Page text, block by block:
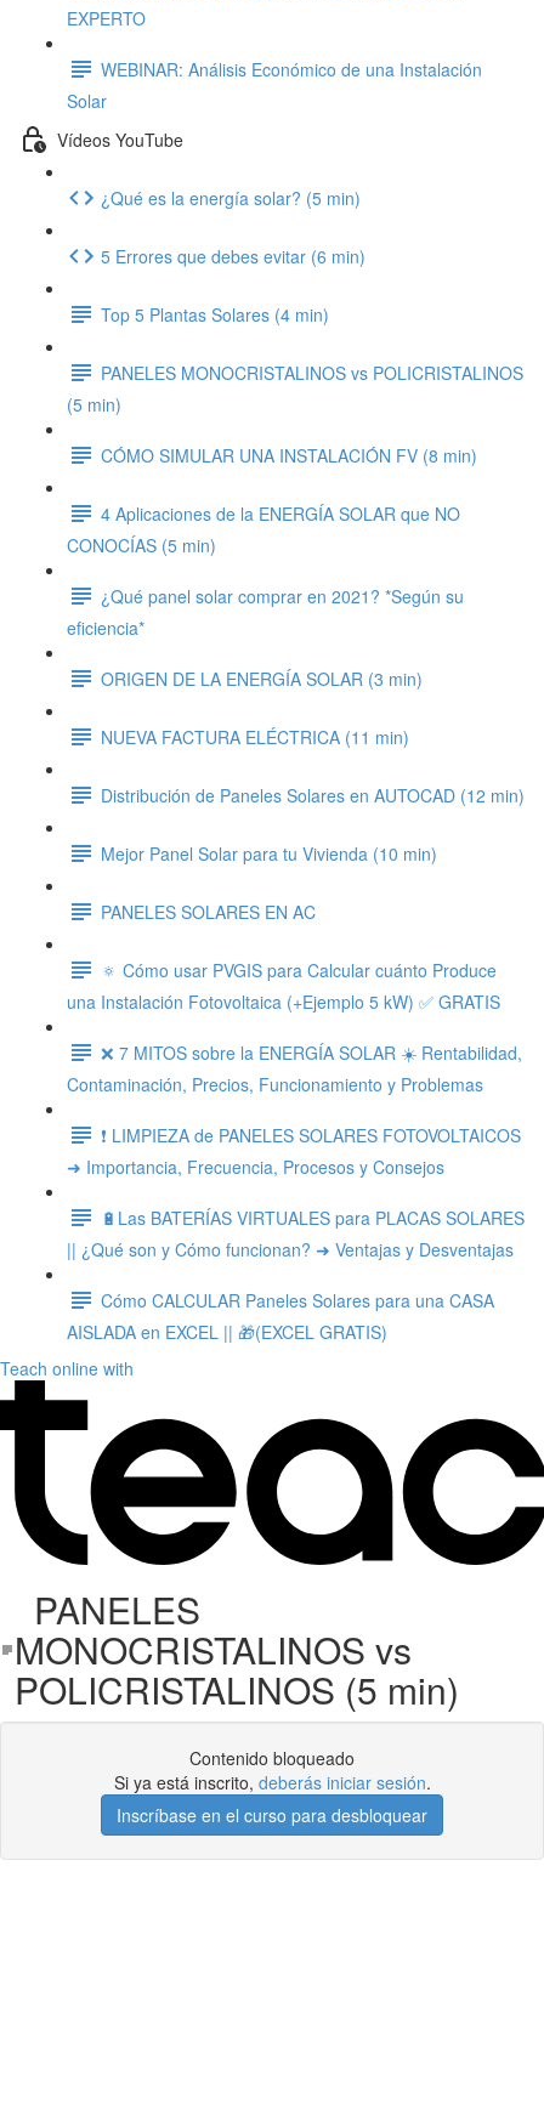
EXPERTO
WEBINAR: Análisis Económico de una Instalación
Solar
Vídeos YouTube
¿Qué es la energía solar? (5 min)
5 Errores que debes evitar (6 min)
Top 5 Plantas Solares (4 min)
PANELES MONOCRISTALINOS vs POLICRISTALINOS
(5 min)
CÓMO SIMULAR UNA INSTALACIÓN FV (8 min)
4 Aplicaciones de la ENERGÍA SOLAR que NO
CONOCÍAS (5 min)
¿Qué panel solar comprar en 2021? *Según su
eficiencia*
ORIGEN DE LA ENERGÍA SOLAR (3 min)
NUEVA FACTURA ELÉCTRICA (11 min)
Distribución de Paneles Solares en AUTOCAD (12 min)
Mejor Panel Solar para tu Vivienda (10 min)
PANELES SOLARES EN AC
🔅 Cómo usar PVGIS para Calcular cuánto Produce
una Instalación Fotovoltaica (+Ejemplo 5 kW) ✅ GRATIS
❌ 7 MITOS sobre la ENERGÍA SOLAR ☀️ Rentabilidad,
Contaminación, Precios, Funcionamiento y Problemas
❗ LIMPIEZA de PANELES SOLARES FOTOVOLTAICOS
➜ Importancia, Frecuencia, Procesos y Consejos
🔋Las BATERÍAS VIRTUALES para PLACAS SOLARES
|| ¿Qué son y Cómo funcionan? ➜ Ventajas y Desventajas
Cómo CALCULAR Paneles Solares para una CASA
AISLADA en EXCEL || 🎁(EXCEL GRATIS)
Teach online with
PANELES
MONOCRISTALINOS vs
POLICRISTALINOS (5 min)
Contenido bloqueado
Si ya está inscrito, deberás iniciar sesión.
Inscríbase en el curso para desbloquear